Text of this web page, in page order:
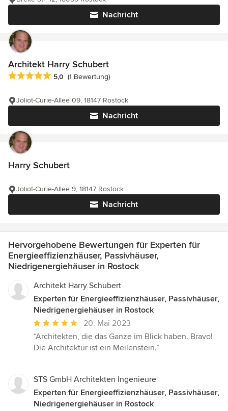
Nachricht
Architekt Harry Schubert
Durchschnittliche Bewertung: 5 von 5 Sternen
5,0 (1 Bewertung)
Nachricht
Joliot-Curie-Allee 09, 18147 Rostock
Harry Schubert
Nachricht
Joliot-Curie-Allee 9, 18147 Rostock
Hervorgehobene Bewertungen für Experten für
Energieeffizienzhäuser, Passivhäuser,
Niedrigenergiehäuser in Rostock
Architekt Harry Schubert
Experten für Energieeffizienzhäuser, Passivhäuser,
Niedrigenergiehäuser in Rostock
Durchschnittliche
Bewertung:
5
Sternen
20. Mai 2023
“Architekten, die das Ganze im Blick haben. Bravo!
Die Architektur ist ein Meilenstein.”
STS GmbH Architekten Ingenieure
Experten für Energieeffizienzhäuser, Passivhäuser,
Niedrigenergiehäuser in Rostock